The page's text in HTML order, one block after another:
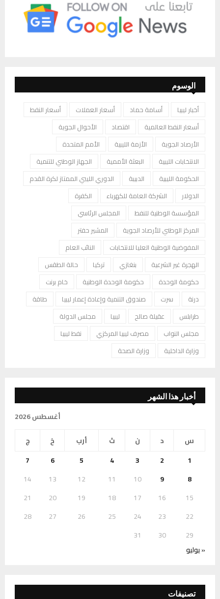
الوسوم
أخبار ليبيا أسامة حماد أسعار العملات
أسعار النفط
أسعار النفط العالمية
اقتصاد
الأحوال الجوية
الأرصاد الجوية
الأزمة الليبية
الأمم المتحدة
الانتخابات الليبية
البعثة الأممية
الجهاز الوطني للتنمية
الحكومة الليبية
الدبيبة
الدوري الليبي الممتاز لكرة القدم
الدولار
الشركة العامة للكهرباء
الكفرة
المؤسسة الوطنية للنفط
المجلس الرئاسي
المركز الوطني للأرصاد الجوية
المشير حفتر
المفوضية الوطنية العليا للانتخابات
النائب العام
الهجرة غير الشرعية
بنغازي تركيا
حالة الطقس
حكومة الوحدة
حكومة الوحدة الوطنية
خام برنت
درنة
سرت صندوق التنمية وإعادة إعمار ليبيا
طاقة
طرابلس
عقيلة صالح ليبيا
مجلس الدولة
مجلس النواب
مصرف ليبيا المركزي
نفط ليبيا
وزارة الداخلية
وزارة الصحة
أخبار هذا الشهر
أغسطس 2026
س
د ن ث أرب خ
ج
1
2
3
4
5
6
7
8
9
10
11
12
13
14
15
16
17
18
19
20
21
22
23
24
25
26
27
28
29
30
31
« يوليو
تصنيفات